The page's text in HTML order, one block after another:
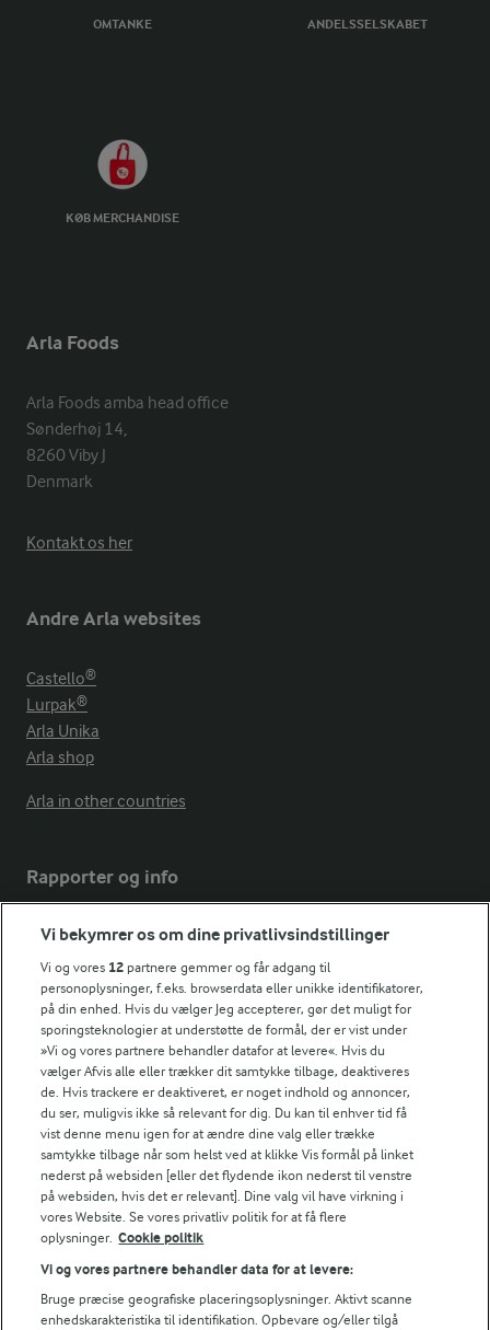
OMTANKE ANDELSSELSKABET
KØB MERCHANDISE
Arla Foods
Arla Foods amba head office
Sønderhøj 14,
8260 Viby J
Denmark
Kontakt os her
Andre Arla websites
Castello®
Lurpak®
Arla Unika
Arla shop
Arla in other countries
Rapporter og info
Årsrapport
FarmAhead™ Check rapport
Andelshaverinfo: Mælkepris
Fødevarestyrelsens smiley-rapporter for Arla Foods
Fødevarestyrelsens smiley-rapporter for Jörd
Fødevarestyrelsens smiley-rapporter for Lurpak PB
Følg
Vi bekymrer os om dine privatlivsindstillinger
Vi og vores 12 partnere gemmer og får adgang til
personoplysninger, f.eks. browserdata eller unikke identifikatorer,
på din enhed. Hvis du vælger Jeg accepterer, gør det muligt for
sporingsteknologier at understøtte de formål, der er vist under
»Vi og vores partnere behandler datafor at levere«. Hvis du
vælger Afvis alle eller trækker dit samtykke tilbage, deaktiveres
de. Hvis trackere er deaktiveret, er noget indhold og annoncer,
du ser, muligvis ikke så relevant for dig. Du kan til enhver tid få
vist denne menu igen for at ændre dine valg eller trække
samtykke tilbage når som helst ved at klikke Vis formål på linket
nederst på websiden [eller det flydende ikon nederst til venstre
på websiden, hvis det er relevant]. Dine valg vil have virkning i
vores Website. Se vores privatliv politik for at få flere
oplysninger. Cookie politik
Vi og vores partnere behandler data for at levere:
Bruge præcise geografiske placeringsoplysninger. Aktivt scanne
enhedskarakteristika til identifikation. Opbevare og/eller tilgå